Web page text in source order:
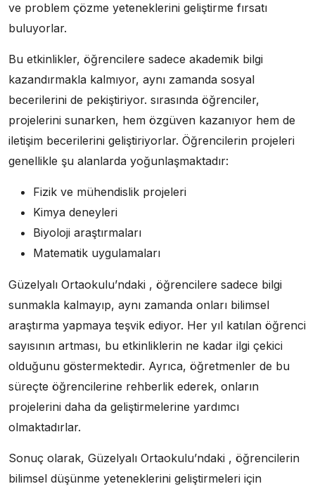
ve problem çözme yeteneklerini geliştirme fırsatı
buluyorlar.
Bu etkinlikler, öğrencilere sadece akademik bilgi
kazandırmakla kalmıyor, aynı zamanda sosyal
becerilerini de pekiştiriyor. sırasında öğrenciler,
projelerini sunarken, hem özgüven kazanıyor hem de
iletişim becerilerini geliştiriyorlar. Öğrencilerin projeleri
genellikle şu alanlarda yoğunlaşmaktadır:
Fizik ve mühendislik projeleri
Kimya deneyleri
Biyoloji araştırmaları
Matematik uygulamaları
Güzelyalı Ortaokulu’ndaki , öğrencilere sadece bilgi
sunmakla kalmayıp, aynı zamanda onları bilimsel
araştırma yapmaya teşvik ediyor. Her yıl katılan öğrenci
sayısının artması, bu etkinliklerin ne kadar ilgi çekici
olduğunu göstermektedir. Ayrıca, öğretmenler de bu
süreçte öğrencilerine rehberlik ederek, onların
projelerini daha da geliştirmelerine yardımcı
olmaktadırlar.
Sonuç olarak, Güzelyalı Ortaokulu’ndaki , öğrencilerin
bilimsel düşünme yeteneklerini geliştirmeleri için